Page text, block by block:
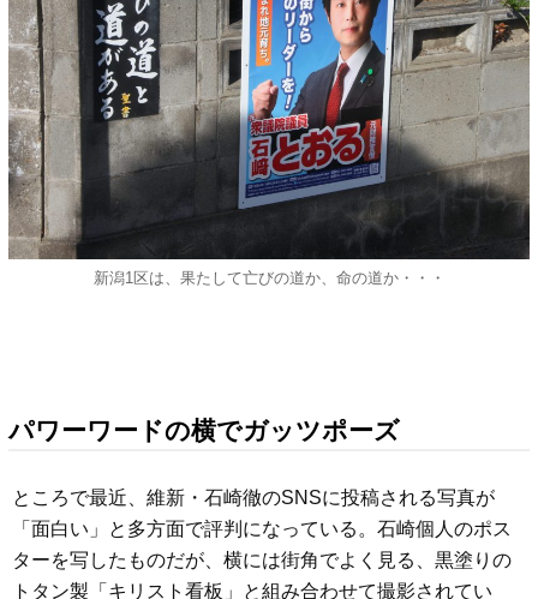
新潟1区は、果たして亡びの道か、命の道か・・・
パワーワードの横でガッツポーズ
ところで最近、維新・石崎徹のSNSに投稿される写真が
「面白い」と多方面で評判になっている。石崎個人のポス
ターを写したものだが、横には街角でよく見る、黒塗りの
トタン製「キリスト看板」と組み合わせて撮影されてい